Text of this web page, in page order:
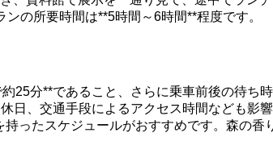
の所要時間は**5時間～6時間**程度です。
分**であること、さらに乗車前後の待ち
日、交通手段によるアクセス時間なども影
ったスケジュールがおすすめです。森の